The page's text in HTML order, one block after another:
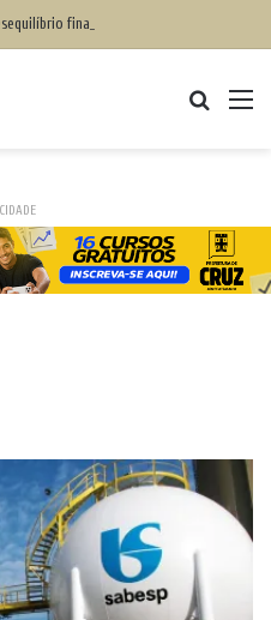
financeiro das famílias